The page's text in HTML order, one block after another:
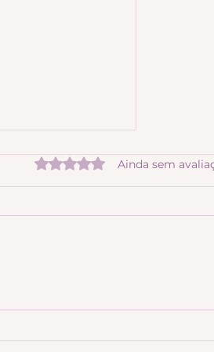
Avaliado com 0 de 5
Ainda sem